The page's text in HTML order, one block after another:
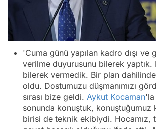
'Cuma günü yapılan kadro dışı ve
verilme duyurusunu bilerek yaptık.
bilerek vermedik. Bir plan
oldu. Dostumuzu düşmanımızı
sırası bize geldi. Aykut Kocaman'la
sonunda konuştuk, konuştuğumuz
birisi de teknik ekibiydi. Hocamız,